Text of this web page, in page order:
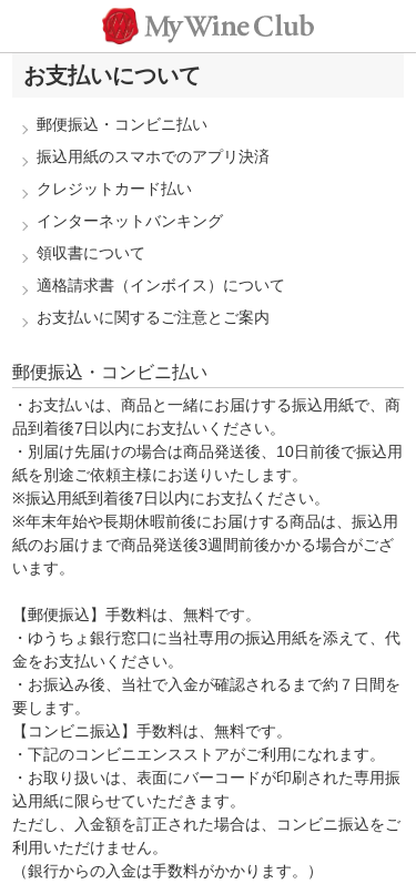
お支払いについて
郵便振込・コンビニ払い
振込用紙のスマホでのアプリ決済
クレジットカード払い
インターネットバンキング
領収書について
適格請求書（インボイス）について
お支払いに関するご注意とご案内
郵便振込・コンビニ払い
・お支払いは、商品と一緒にお届けする振込用紙で、商
品到着後7日以内にお支払いください。
・別届け先届けの場合は商品発送後、10日前後で振込用
紙を別途ご依頼主様にお送りいたします。
※振込用紙到着後7日以内にお支払ください。
※年末年始や長期休暇前後にお届けする商品は、振込用
紙のお届けまで商品発送後3週間前後かかる場合がござ
います。
【郵便振込】手数料は、無料です。
・ゆうちょ銀行窓口に当社専用の振込用紙を添えて、代
金をお支払いください。
・お振込み後、当社で入金が確認されるまで約７日間を
要します。
【コンビニ振込】手数料は、無料です。
・下記のコンビニエンスストアがご利用になれます。
・お取り扱いは、表面にバーコードが印刷された専用振
込用紙に限らせていただきます。
ただし、入金額を訂正された場合は、コンビニ振込をご
利用いただけません。
（銀行からの入金は手数料がかかります。）